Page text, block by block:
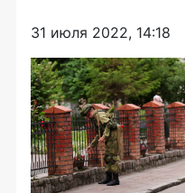
31 июля 2022, 14:18